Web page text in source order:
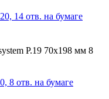
14 отв. на бумаге
8 отв. на бумаге